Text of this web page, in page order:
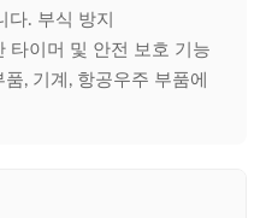
. 부식 방지
타이머 및 안전 보호 기능
, 기계, 항공우주 부품에